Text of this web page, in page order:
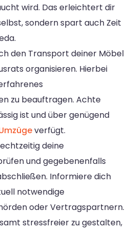
wird. Das erleichtert dir
sondern spart auch Zeit
den Transport deiner Möbel
organisieren. Hierbei
zu beauftragen. Achte
ist und über genügend
verfügt.
deine
und gegebenenfalls
Informiere dich
notwendige
oder Vertragspartnern.
stressfreier zu gestalten,